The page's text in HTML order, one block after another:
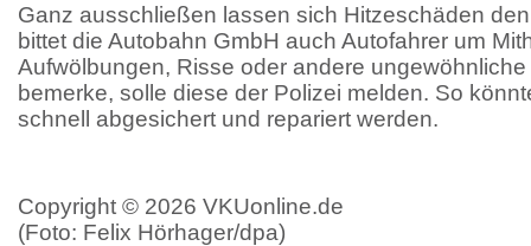
Ganz ausschließen lassen sich Hitzeschäden
bittet die Autobahn GmbH auch Autofahrer um
Aufwölbungen, Risse oder andere
bemerke, solle diese der Polizei melden. So
schnell abgesichert und repariert werden.
Copyright © 2026 VKUonline.de
(Foto: Felix Hörhager/dpa)